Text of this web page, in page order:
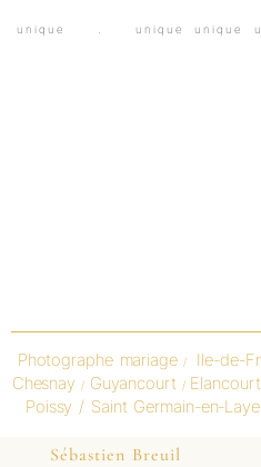
Photographe mariage/ Ile-de-
Chesnay / Guyancourt / Elancourt
Poissy / Saint Germain-en-Laye
Sébastien Breuil